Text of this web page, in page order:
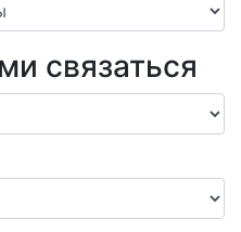
связаться